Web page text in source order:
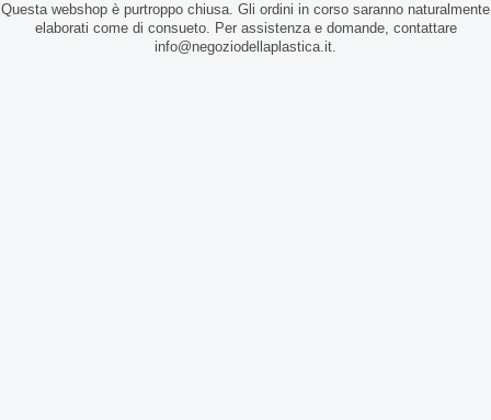
Questa webshop è purtroppo chiusa. Gli ordini in corso saranno naturalmente
elaborati come di consueto. Per assistenza e domande, contattare
info@negoziodellaplastica.it.